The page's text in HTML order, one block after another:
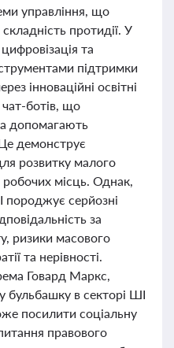
управління, що
протидії. У
та
підтримки
інноваційні освітні
ботів, що
допомагають
демонструє
розвитку малого
робочих місць. Однак,
серйозні
за
ризики масового
та нерівності.
Говард Маркс,
в секторі ШІ
посилити соціальну
правового